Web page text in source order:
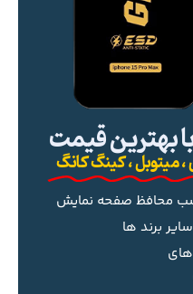
بهترین قیمت
میتوبل ، کینگ کانگ
محافظ صفحه نمایش
برند ها